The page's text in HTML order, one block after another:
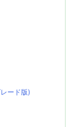
ード版)